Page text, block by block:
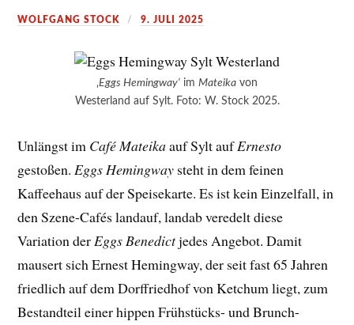
WOLFGANG STOCK 9. JULI 2025
‚Eggs Hemingway‘ im Mateika von
Westerland auf Sylt. Foto: W. Stock 2025.
Unlängst im Café Mateikaauf Sylt aufErnesto
gestoßen.Eggs Hemingway steht in dem feinen
Kaffeehaus auf der Speisekarte. Es ist kein Einzelfall, in
den Szene-Cafés landauf, landab veredelt diese
Variation derEggs Benedictjedes Angebot. Damit
mausert sich Ernest Hemingway, der seit fast 65 Jahren
friedlich auf dem Dorffriedhof von Ketchum liegt, zum
Bestandteil einer hippen Frühstücks- und Brunch-